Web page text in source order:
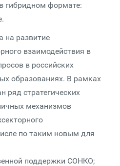
гибридном формате:
на развитие
взаимодействия в
в российских
образованиях. В рамках
ряд стратегических
механизмов
по таким новым для
поддержки СОНКО;